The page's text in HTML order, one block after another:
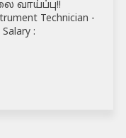
வாய்ப்பு!!
Technician -
: